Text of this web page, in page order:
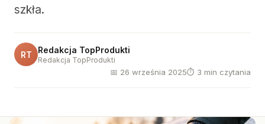
szkła.
RT Redakcja TopProdukti
Redakcja TopProdukti
📅 26 września 2025⏱ 3 min czytania